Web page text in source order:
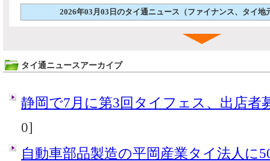
2026年03月03日のタイ通ニュース（ファイナンス、タイ地
タイ通ニュースアーカイブ
静岡で7月に第3回タイフェス、出店者
0]
自動車部品製造の平岡産業タイ法人に